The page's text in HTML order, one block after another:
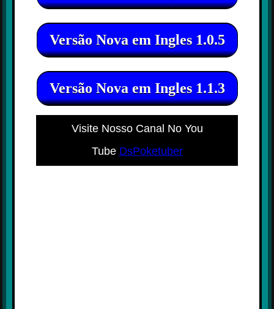
Versão Nova em Ingles 1.0.5
Versão Nova em Ingles 1.1.3
Visite Nosso Canal No You
Tube DsPoketuber